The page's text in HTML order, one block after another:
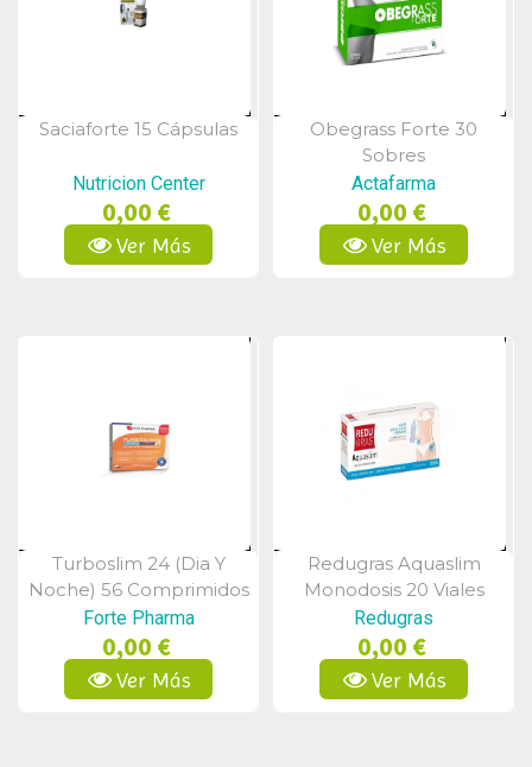
Vista Rápida
Saciaforte 15 Cápsulas
Nutricion Center
0,00 €
Ver Más
Vista Rápida
Obegrass Forte 30
Sobres
Actafarma
0,00 €
Ver Más
Vista Rápida
Turboslim 24 (dia Y
Noche) 56 Comprimidos
Forte Pharma
0,00 €
Ver Más
Vista Rápida
Redugras Aquaslim
Monodosis 20 Viales
Redugras
0,00 €
Ver Más